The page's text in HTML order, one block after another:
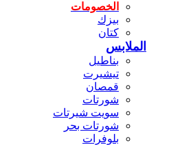
الخصومات
بيزك
كتان
الملابس
بناطيل
تيشيرت
قمصان
شورتات
سويت شيرتات
شورتات بحر
بلوفرات